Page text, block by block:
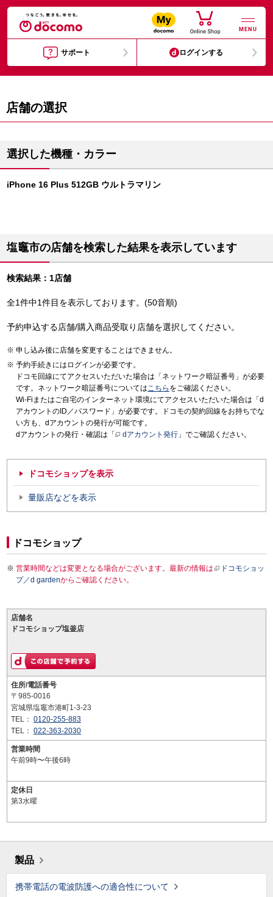
MENU
サポート ログインする
店舗の選択
選択した機種・カラー
iPhone 16 Plus 512GB ウルトラマリン
塩竈市の店舗を検索した結果を表示しています
検索結果：1店舗
全1件中1件目を表示しております。(50音順)
予約申込する店舗/購入商品受取り店舗を選択してください。
申し込み後に店舗を変更することはできません。
予約手続きにはログインが必要です。
ドコモ回線にてアクセスいただいた場合は「ネットワーク暗証番号」が必要
です。ネットワーク暗証番号についてはこちら をご確認ください。
Wi-Fiまたはご自宅のインターネット環境にてアクセスいただいた場合は「d
アカウントのID／パスワード」が必要です。ドコモの契約回線をお持ちでな
い方も、dアカウントの発行が可能です。
dアカウントの発行・確認は「
dアカウント発行 」でご確認ください。
ドコモショップを表示
量販店などを表示
ドコモショップ
営業時間などは変更となる場合がございます。最新の情報は
ドコモショッ
プ／d gardenからご確認ください。
店舗名
ドコモショップ塩釜店
住所/電話番号
〒985-0016
宮城県塩竈市港町1-3-23
TEL： 0120-255-883
TEL： 022-363-2030
営業時間
午前9時〜午後6時
定休日
第3水曜
製品
携帯電話の電波防護への適合性について